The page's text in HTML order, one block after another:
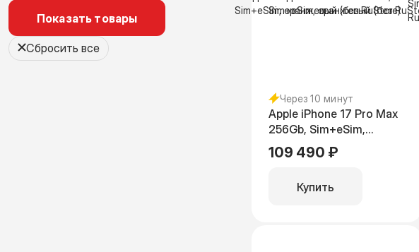
Показать товары
Сбросить все
Через 10 минут
Apple iPhone 17 Pro Max
256Gb, Sim+eSim,
оранжевый (без
RuStore)
109 490 ₽
Купить